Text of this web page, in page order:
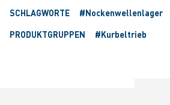
SCHLAGWORTE #Nockenwellenlager
PRODUKTGRUPPEN
#Kurbeltrieb